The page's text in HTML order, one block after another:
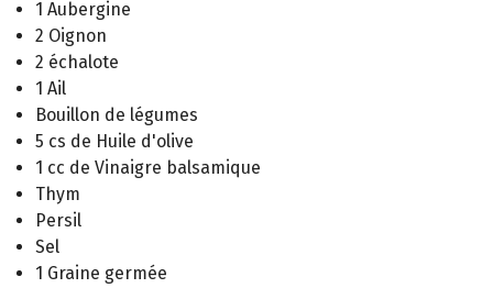
1 Aubergine
2 Oignon
2 échalote
1 Ail
Bouillon de légumes
5 cs de Huile d'olive
1 cc de Vinaigre balsamique
Thym
Persil
Sel
1 Graine germée